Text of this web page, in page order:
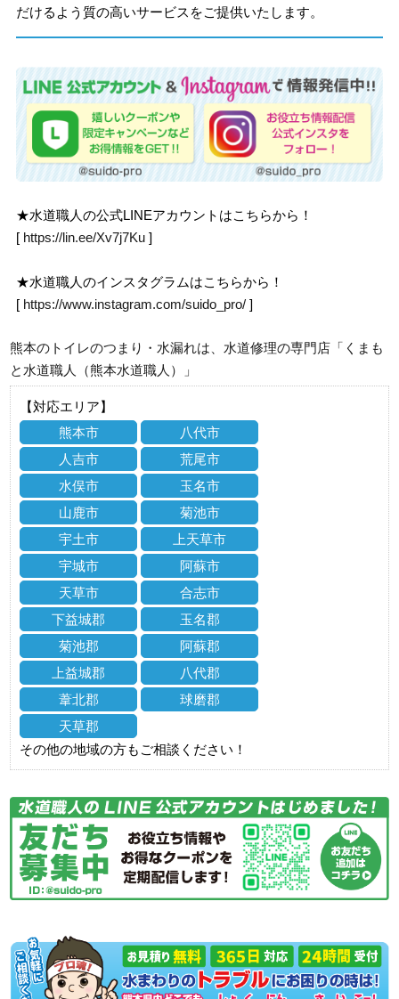
だけるよう質の高いサービスをご提供いたします。
★水道職人の公式LINEアカウントはこちらから！
[ https://lin.ee/Xv7j7Ku ]
★水道職人のインスタグラムはこちらから！
[ https://www.instagram.com/suido_pro/ ]
熊本のトイレのつまり・水漏れは、水道修理の専門店「くまも
と水道職人（熊本水道職人）」
【対応エリア】
熊本市
八代市
人吉市
荒尾市
水俣市
玉名市
山鹿市
菊池市
宇土市
上天草市
宇城市
阿蘇市
天草市
合志市
下益城郡
玉名郡
菊池郡
阿蘇郡
上益城郡
八代郡
葦北郡
球磨郡
天草郡
その他の地域の方もご相談ください！